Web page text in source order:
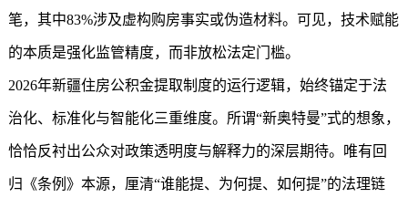
笔，其中83%涉及虚构购房事实或伪造材料。可见，技术赋能
的本质是强化监管精度，而非放松法定门槛。
2026年新疆住房公积金提取制度的运行逻辑，始终锚定于法
治化、标准化与智能化三重维度。所谓“新奥特曼”式的想象，
恰恰反衬出公众对政策透明度与解释力的深层期待。唯有回
归《条例》本源，厘清“谁能提、为何提、如何提”的法理链